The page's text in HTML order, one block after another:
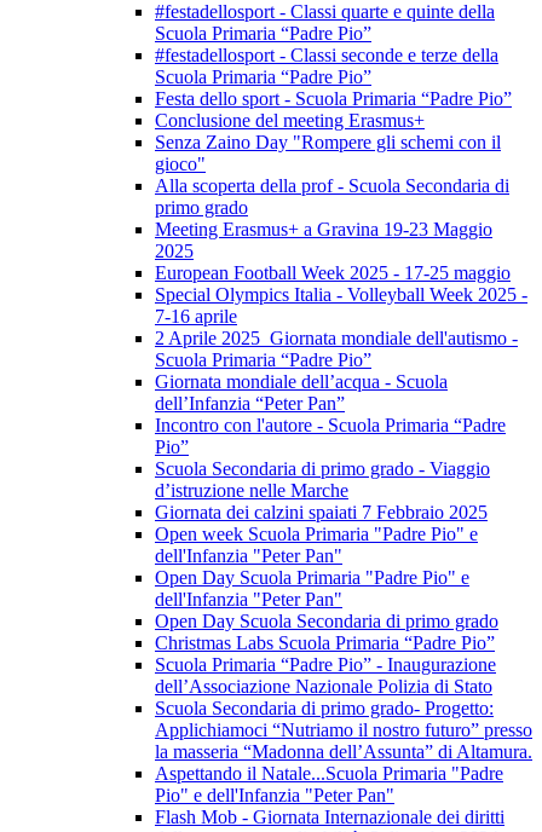
#festadellosport - Classi quarte e quinte della
Scuola Primaria “Padre Pio”
#festadellosport - Classi seconde e terze della
Scuola Primaria “Padre Pio”
Festa dello sport - Scuola Primaria “Padre Pio”
Conclusione del meeting Erasmus+
Senza Zaino Day "Rompere gli schemi con il
gioco"
Alla scoperta della prof - Scuola Secondaria di
primo grado
Meeting Erasmus+ a Gravina 19-23 Maggio
2025
European Football Week 2025 - 17-25 maggio
Special Olympics Italia - Volleyball Week 2025 -
7-16 aprile
2 Aprile 2025 Giornata mondiale dell'autismo -
Scuola Primaria “Padre Pio”
Giornata mondiale dell’acqua - Scuola
dell’Infanzia “Peter Pan”
Incontro con l'autore - Scuola Primaria “Padre
Pio”
Scuola Secondaria di primo grado - Viaggio
d’istruzione nelle Marche
Giornata dei calzini spaiati 7 Febbraio 2025
Open week Scuola Primaria "Padre Pio" e
dell'Infanzia "Peter Pan"
Open Day Scuola Primaria "Padre Pio" e
dell'Infanzia "Peter Pan"
Open Day Scuola Secondaria di primo grado
Christmas Labs Scuola Primaria “Padre Pio”
Scuola Primaria “Padre Pio” - Inaugurazione
dell’Associazione Nazionale Polizia di Stato
Scuola Secondaria di primo grado- Progetto:
Applichiamoci “Nutriamo il nostro futuro” presso
la masseria “Madonna dell’Assunta” di Altamura.
Aspettando il Natale...Scuola Primaria "Padre
Pio" e dell'Infanzia "Peter Pan"
Flash Mob - Giornata Internazionale dei diritti